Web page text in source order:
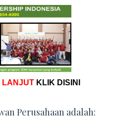
LANJUT KLIK DISINI
Perusahaan adalah: